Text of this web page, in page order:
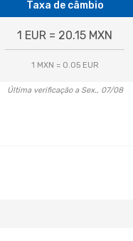
Taxa de câmbio
1 EUR = 20.15 MXN
1 MXN = 0.05 EUR
Última verificação a Sex., 07/08